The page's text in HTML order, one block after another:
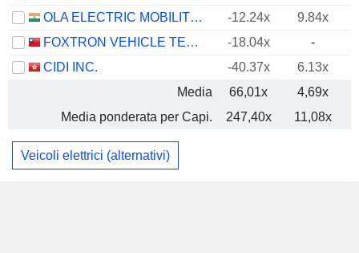
OLA ELECTRIC MOBILITY LIMITED
-12.24x
9.84x
FOXTRON VEHICLE TECHNOLOGIES CO., LTD.
-18.04x
-
CIDI INC.
-40.37x
6.13x
Media
66,01x
4,69x
Media ponderata per Capi.
247,40x 11,08x
Veicoli elettrici (alternativi)